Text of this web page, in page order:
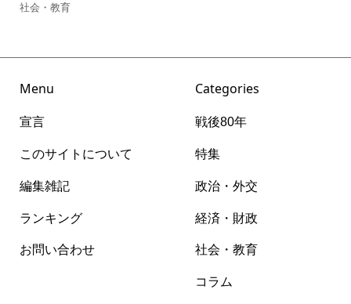
社会・教育
Menu
宣言
このサイトについて
編集雑記
ランキング
お問い合わせ
Categories
戦後80年
特集
政治・外交
経済・財政
社会・教育
コラム